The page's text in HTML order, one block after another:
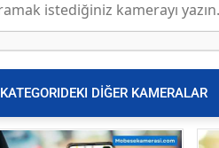
KATEGORIDEKI DİĞER KAMERALAR